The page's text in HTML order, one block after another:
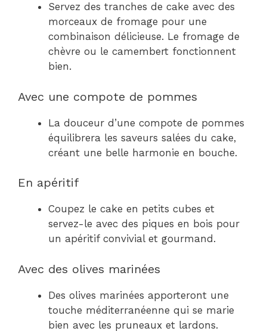
Servez des tranches de cake avec des
morceaux de fromage pour une
combinaison délicieuse. Le fromage de
chèvre ou le camembert fonctionnent
bien.
Avec une compote de pommes
La douceur d’une compote de pommes
équilibrera les saveurs salées du cake,
créant une belle harmonie en bouche.
En apéritif
Coupez le cake en petits cubes et
servez-le avec des piques en bois pour
un apéritif convivial et gourmand.
Avec des olives marinées
Des olives marinées apporteront une
touche méditerranéenne qui se marie
bien avec les pruneaux et lardons.